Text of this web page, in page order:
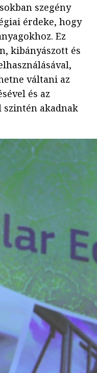
szegény
érdeke, hogy
Ez
kibányászott és
váltani az
és az
szintén akadnak